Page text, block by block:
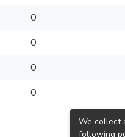
0
0
0
0
We collect
following